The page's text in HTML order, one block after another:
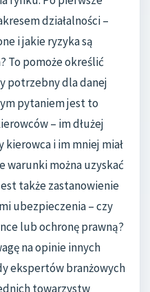
działalności –
i jakie ryzyka są
To pomoże określić
potrzebny dla danej
pytaniem jest to
– im dłużej
i im mniej miał
warunki można uzyskać
także zastanowienie
ubezpieczenia – czy
lub ochronę prawną?
na opinie innych
ekspertów branżowych
towarzystw